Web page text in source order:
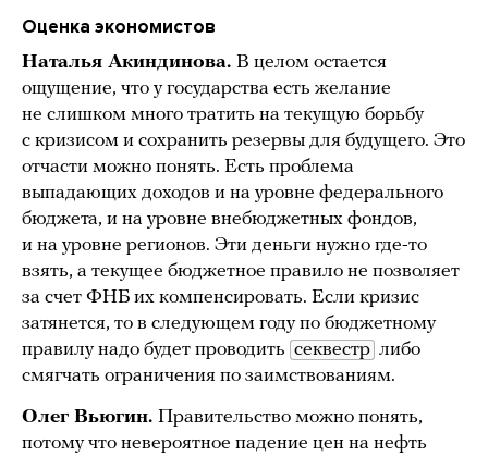
Оценка экономистов
Наталья Акиндинова. В целом остается
ощущение, что у государства есть желание
не слишком много тратить на текущую борьбу
с кризисом и сохранить резервы для будущего. Это
отчасти можно понять. Есть проблема
выпадающих доходов и на уровне федерального
бюджета, и на уровне внебюджетных фондов,
и на уровне регионов. Эти деньги нужно где-то
взять, а текущее бюджетное правило не позволяет
за счет ФНБ их компенсировать. Если кризис
затянется, то в следующем году по бюджетному
правилу надо будет проводить секвестр либо
смягчать ограничения по заимствованиям.
Олег Вьюгин. Правительство можно понять,
потому что невероятное падение цен на нефть